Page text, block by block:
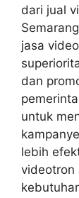
dari jual
jasa
dan
untuk
lebih
videotron